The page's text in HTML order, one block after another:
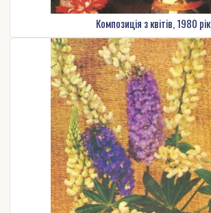
Композиція з квітів, 1980 рік